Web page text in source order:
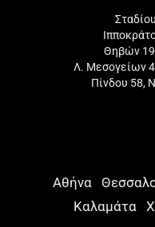
Θηβών
Λ. Μεσογείων
Πίνδου 58,
Αθήνα
Καλαμάτα